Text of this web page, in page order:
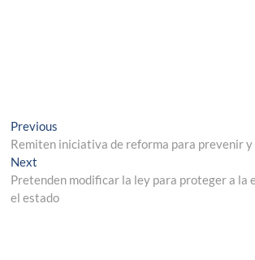
Navegación
de
entradas
Previous
post:
Remiten iniciativa de reforma para prevenir
Next
post:
Pretenden modificar la ley para proteger a la
el estado